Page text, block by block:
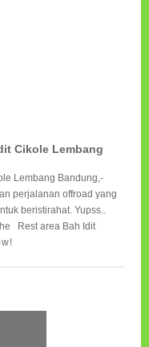
Cikole Lembang
Lembang Bandung,-
perjalanan offroad yang
beristirahat. Yupss..
Rest area Bah Idit